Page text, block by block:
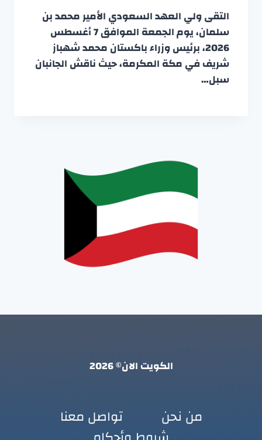
التقى ولي العهد السعودي الأمير محمد بن
سلمان، يوم الجمعة الموافق 7 أغسطس
2026، برئيس وزراء باكستان محمد شهباز
شريف في مكة المكرمة، حيث ناقش الجانبان
سبل…
الكويت الان© 2026
من نحن
تواصل معنا